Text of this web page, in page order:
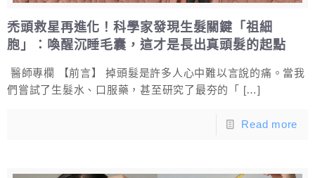
禿頭救星再進化！科學家發現生髮關鍵「祖細
胞」：喚醒沉睡毛囊，這才是長出真頭髮的起點
醫師專欄 【前言】 掉頭髮是許多人心中難以言說的痛。當我
們嘗試了生髮水、口服藥，甚至研究了最夯的「
[…]
Read more